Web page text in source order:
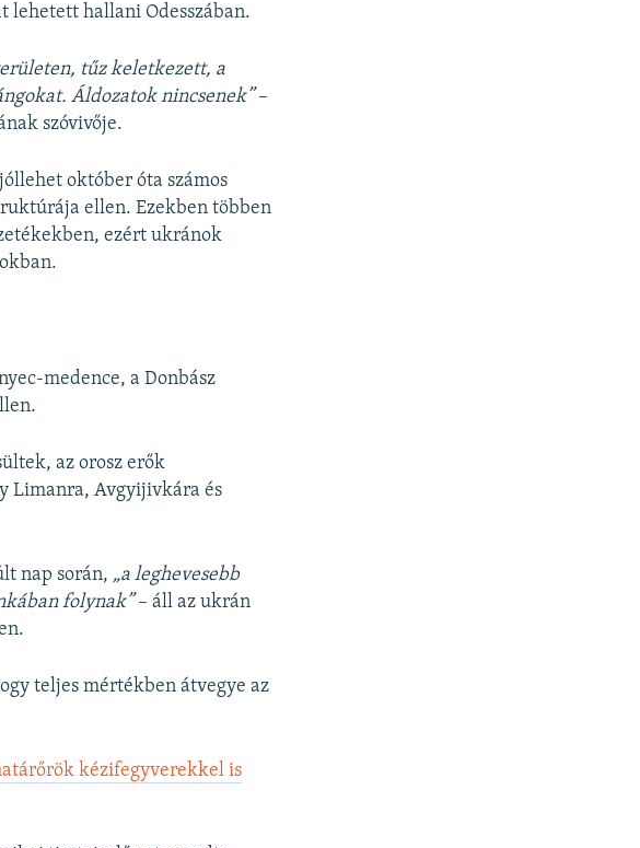
lehetett hallani Odesszában.
tűz keletkezett, a
Áldozatok nincsenek”–
szóvivője.
október óta számos
ellen. Ezekben többen
ezért ukránok
medence, a Donbász
az orosz erők
Limanra, Avgyijivkára és
nap során, „a leghevesebb
folynak”– áll az ukrán
teljes mértékben átvegye az
kézifegyverekkel is